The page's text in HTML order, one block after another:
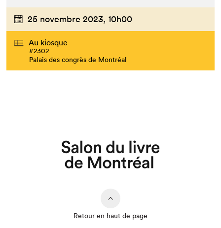
Que cherchez-vous?
25 novembre 2023, 10h00
Au kiosque
#2302
Palais des congrès de Montréal
Retour en haut de page